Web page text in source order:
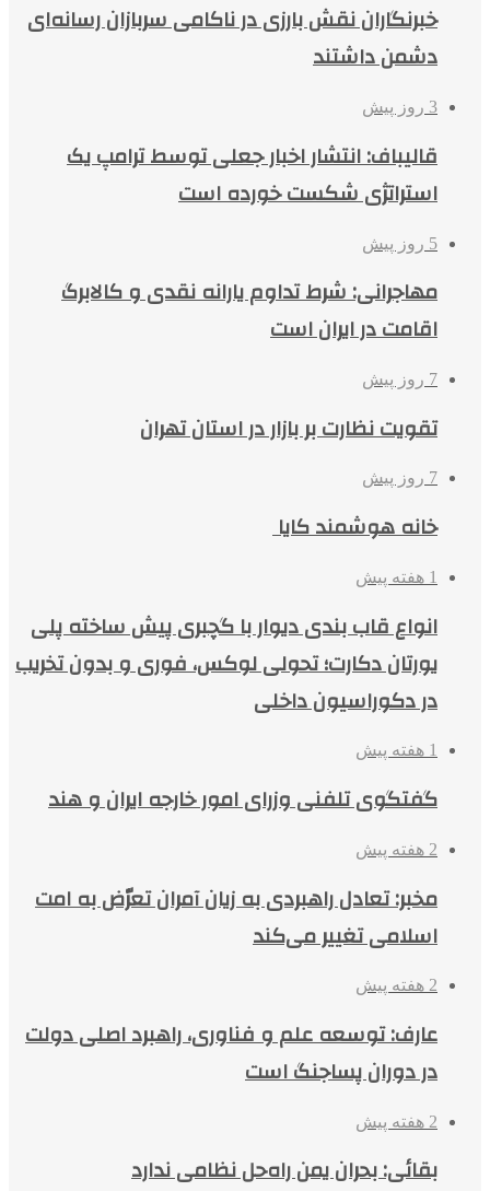
خبرنگاران نقش بارزی در ناکامی سربازان رسانه‌ای
دشمن داشتند
3 روز پیش
قالیباف: انتشار اخبار جعلی توسط ترامپ یک
استراتژی شکست خورده است
5 روز پیش
مهاجرانی: شرط تداوم یارانه نقدی و کالابرگ
اقامت در ایران است
7 روز پیش
تقویت نظارت بر بازار در استان تهران
7 روز پیش
خانه هوشمند کایا
1 هفته پیش
انواع قاب بندی دیوار با گچبری پیش ساخته پلی
یورتان دکارت؛ تحولی لوکس، فوری و بدون تخریب
در دکوراسیون داخلی
1 هفته پیش
گفتگوی تلفنی وزرای امور خارجه ایران و هند
2 هفته پیش
مخبر: تعادل راهبردی به زیان آمران تعرّض به امت
اسلامی تغییر می‌کند
2 هفته پیش
عارف: توسعه علم و فناوری، راهبرد اصلی دولت
در دوران پساجنگ است
2 هفته پیش
بقائی: بحران یمن راه‌حل نظامی ندارد